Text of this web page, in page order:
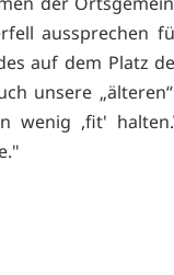
aussprechen
auf dem Platz
unsere
wenig ,fit'